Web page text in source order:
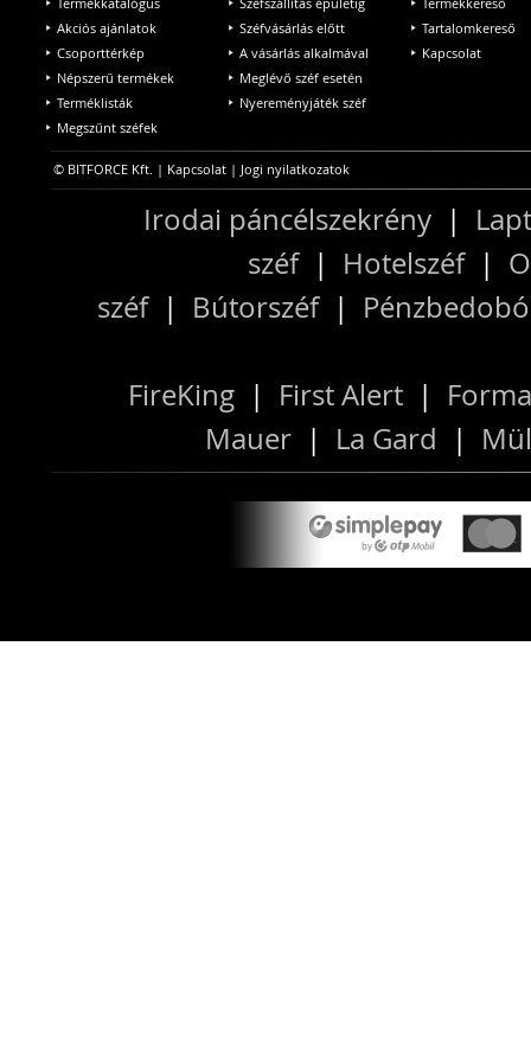
Akciós ajánlatok
Csoporttérkép
Népszerű termékek
Terméklisták
Megszűnt széfek
Széfvásárlás előtt
A vásárlás alkalmával
Meglévő széf esetén
Nyereményjáték széf
Tartalomkereső
Kapcsolat
© BITFORCE Kft. | Kapcsolat | Jogi nyilatkozatok
Irodai páncélszekrény |
széf| Hotelszéf|
széf| Bútorszéf|
FireKing | First Alert |
Mauer | La Gard |